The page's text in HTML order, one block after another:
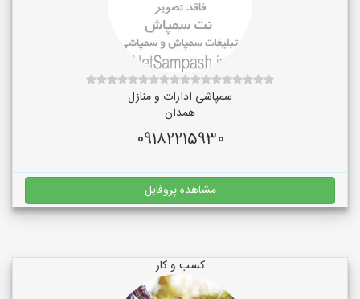
سمپاشی ادارات و منازل
همدان
09182215930
مشاهده پروفایل
کسب و کار